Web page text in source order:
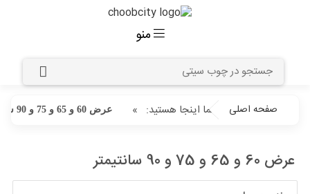
منو
شما اینجا هستید: صفحه اصلی » عرض 60 و 65 و 75 و 90 سانتیمتر
عرض 60 و 65 و 75 و 90 سانتیمتر